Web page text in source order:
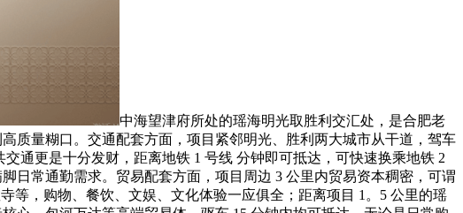
中海望津府所处的瑶海明光取胜利交汇处，是合肥老
质量糊口。交通配套方面，项目紧邻明光、胜利两大城市从干道，驾车
通更是十分发财，距离地铁 1 号线 分钟即可抵达，可快速换乘地铁 2
日常通勤需求。贸易配套方面，项目周边 3 公里内贸易资本稠密，可谓
等，购物、餐饮、文娱、文化体验一应俱全；距离项目 1。5 公里的瑶